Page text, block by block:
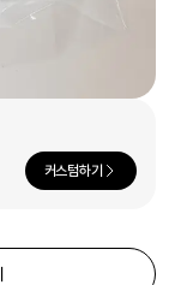
커스텀하기